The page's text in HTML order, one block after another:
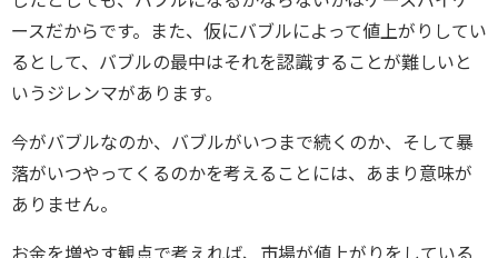
ースだからです。また、仮にバブルによって値上がりしてい
るとして、バブルの最中はそれを認識することが難しいと
いうジレンマがあります。
今がバブルなのか、バブルがいつまで続くのか、そして暴
落がいつやってくるのかを考えることには、あまり意味が
ありません。